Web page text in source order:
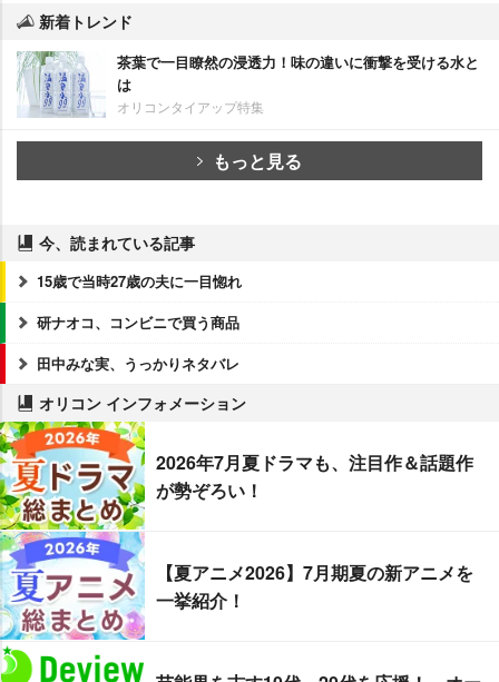
新着トレンド
茶葉で一目瞭然の浸透力！味の違いに衝撃を受ける水と
は
オリコンタイアップ特集
もっと見る
今、読まれている記事
15歳で当時27歳の夫に一目惚れ
研ナオコ、コンビニで買う商品
田中みな実、うっかりネタバレ
オリコン インフォメーション
2026年7月夏ドラマも、注目作＆話題作
が勢ぞろい！
【夏アニメ2026】7月期夏の新アニメを
一挙紹介！